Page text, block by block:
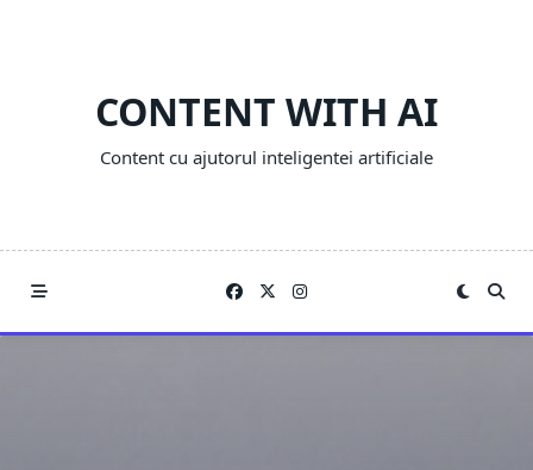
CONTENT WITH AI
Content cu ajutorul inteligentei artificiale